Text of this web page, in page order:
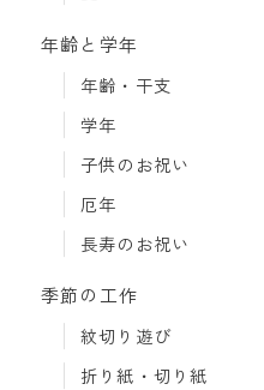
年齢と学年
年齢・干支
学年
子供のお祝い
厄年
長寿のお祝い
季節の工作
紋切り遊び
折り紙・切り紙